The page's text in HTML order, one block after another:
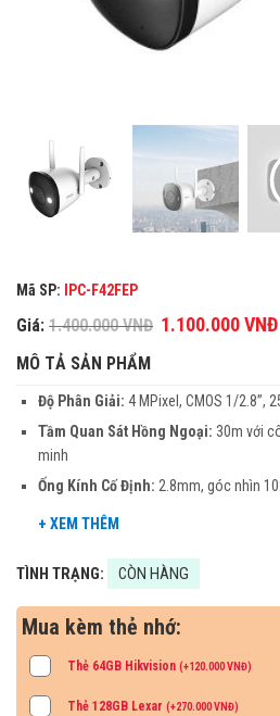
Mã SP: IPC-F42FEP
Giá: 1.400.000VNĐ Giá
1.400.000 VNĐ.
1.100.000VNĐ
MÔ TẢ SẢN PHẨM
Độ Phân Giải: 4 MPixel, CMOS 1/2.8”,
Tầm Quan Sát Hồng Ngoại: 30m với
minh
Ống Kính Cố Định: 2.8mm, góc nhìn
TÌNH TRẠNG: CÒN HÀNG
Mua kèm thẻ nhớ:
Thẻ 64GB Hikvision(+120.000VNĐ)
Thẻ 128GB Lexar(+270.000VNĐ)